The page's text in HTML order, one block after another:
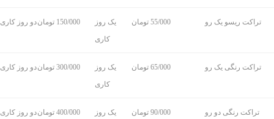
تراکت ریسو یک رو 55/000 تومان
یک روز
کاری
150/000 تومان دو روز کاری
تراکت رنگی یک رو 65/000 تومان
یک روز
کاری
300/000 تومان دو روز کاری
تراکت رنگی دو رو 90/000 تومان
یک روز
400/000 تومان دو روز کاری